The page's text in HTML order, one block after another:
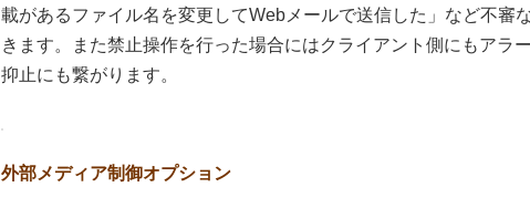
載があるファイル名を変更してWebメールで送信した」など不審
きます。また禁止操作を行った場合にはクライアント側にもアラ
抑止にも繋がります。
外部メディア制御オプション